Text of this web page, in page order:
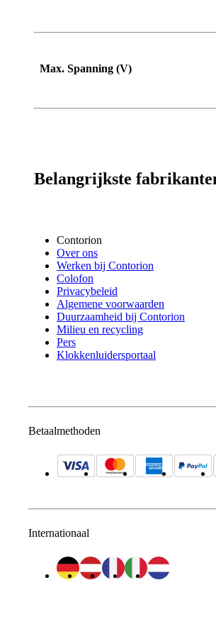
Van Tot
Max. Spanning (V)
Belangrijkste
Contorion
Over ons
Werken bij Contorion
Colofon
Privacybeleid
Algemene voorwaarden
Duurzaamheid bij Contorion
Milieu en recycling
Pers
Klokkenluidersportaal
Betaalmethoden
Internationaal